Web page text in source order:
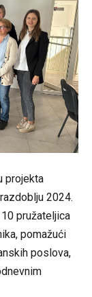
projekta
2024.
pružateljica
pomažući
poslova,